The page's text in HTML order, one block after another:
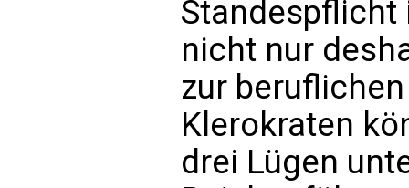
Standespflicht
nicht nur
zur
Klerokraten
drei Lügen